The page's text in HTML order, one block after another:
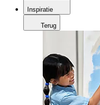
Inspiratie
Terug